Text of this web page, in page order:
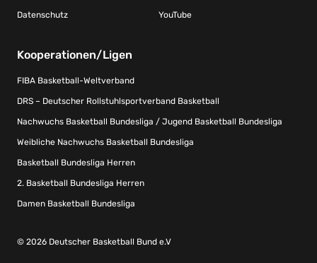
Datenschutz YouTube
Kooperationen/Ligen
FIBA Basketball-Weltverband
DRS – Deutscher Rollstuhlsportverband Basketball
Nachwuchs Basketball Bundesliga / Jugend Basketball Bundesliga
Weibliche Nachwuchs Basketball Bundesliga
Basketball Bundesliga Herren
2. Basketball Bundesliga Herren
Damen Basketball Bundesliga
© 2026 Deutscher Basketball Bund e.V